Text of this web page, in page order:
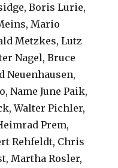
Boris Lurie,
Mario
Metzkes, Lutz
Nagel, Bruce
Neuenhausen,
Name June Paik,
Walter Pichler,
Prem,
Rehfeldt, Chris
Martha Rosler,